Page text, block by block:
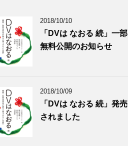
2018/10/10
「DVは なおる 続」一部
無料公開のお知らせ
2018/10/09
「DVは なおる 続」発売
されました